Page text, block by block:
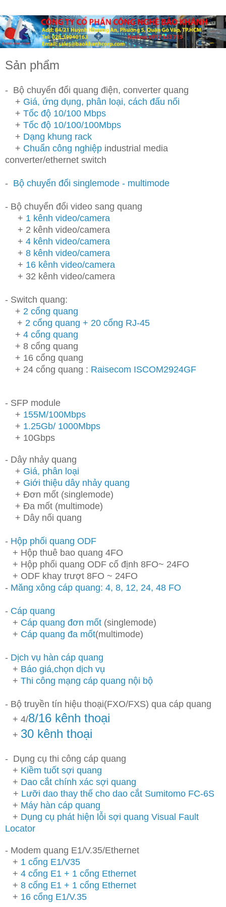
Sản phẩm
- Bộ chuyển đổi quang điện, converter quang
+ Giá, ứng dụng, phân loại, cách đấu nối
+ Tốc độ 10/100 Mbps
+ Tốc độ 10/100/100Mbps
+ Dạng khung rack
+ Chuẩn công nghiệp industrial media
converter/ethernet switch
- Bộ chuyển đổi singlemode - multimode
- Bộ chuyển đổi video sang quang
+ 1 kênh video/camera
+ 2 kênh video/camera
+ 4 kênh video/camera
+ 8 kênh video/camera
+ 16 kênh video/camera
+ 32 kênh video/camera
- Switch quang:
+ 2 cổng quang
+ 2 cổng quang + 20 cổng RJ-45
+ 4 cổng quang
+ 8 cổng quang
+ 16 cổng quang
+ 24 cổng quang : Raisecom ISCOM2924GF
- SFP module
+ 155M/100Mbps
+ 1.25Gb/ 1000Mbps
+ 10Gbps
- Dây nhảy quang
+ Giá, phân loại
+ Giới thiệu dây nhảy quang
+ Ðơn mốt (singlemode)
+ Ða mốt (multimode)
+ Dây nối quang
- Hộp phối quang ODF
+ Hộp thuê bao quang 4FO
+ Hộp phối quang ODF cố định 8FO~ 24FO
+ ODF khay trượt 8FO ~ 24FO
- Măng xông cáp quang: 4, 8, 12, 24, 48 FO
- Cáp quang
+ Cáp quang đơn mốt (singlemode)
+ Cáp quang đa mốt(multimode)
- Dịch vụ hàn cáp quang
+ Báo giá,chọn dịch vụ
+ Thi công mạng cáp quang nội bộ
- Bộ truyền tín hiệu thoại(FXO/FXS) qua cáp quang
+ 4/8/16 kênh thoại
+ 30 kênh thoại
- Dụng cụ thi công cáp quang
+ Kiềm tuốt sợi quang
+ Dao cắt chính xác sợi quang
+ Lưỡi dao thay thế cho dao cắt Sumitomo FC-6S
+ Máy hàn cáp quang
+ Dụng cụ phát hiện lỗi sợi quang Visual Fault
Locator
- Modem quang E1/V.35/Ethernet
+ 1 cổng E1/V35
+ 4 cổng E1 + 1 cổng Ethernet
+ 8 cổng E1 + 1 cổng Ethernet
+ 16 cổng E1/V.35